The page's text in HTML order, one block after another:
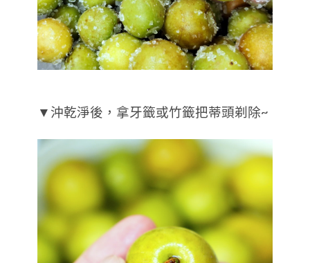
▼沖乾淨後，拿牙籤或竹籤把蒂頭剃除~